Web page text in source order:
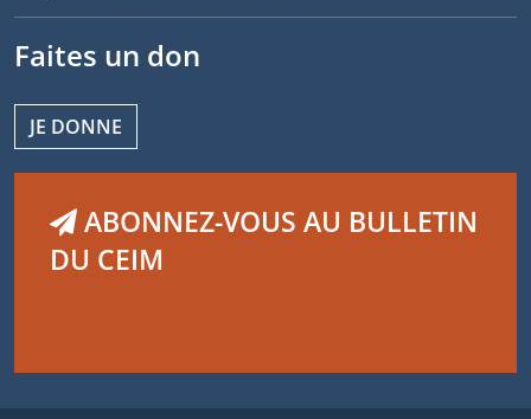
Faites un don
JE DONNE
ABONNEZ-VOUS AU BULLETIN
DU CEIM